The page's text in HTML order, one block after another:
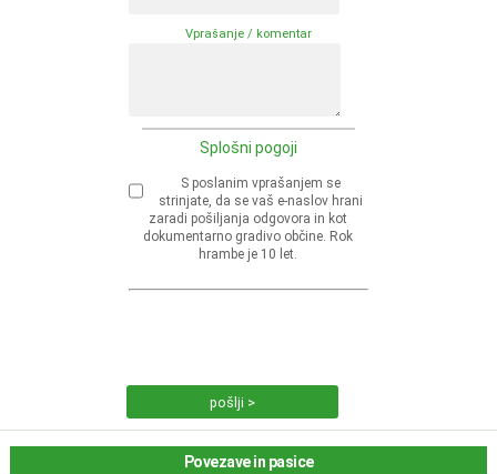
Vprašanje / komentar
Splošni pogoji
S poslanim vprašanjem se
strinjate, da se vaš e-naslov hrani
zaradi pošiljanja odgovora in kot
dokumentarno gradivo občine. Rok
hrambe je 10 let.
Povezave in pasice